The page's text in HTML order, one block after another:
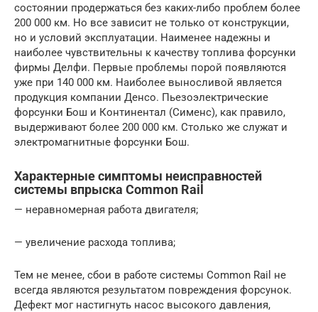
состоянии продержаться без каких-либо проблем более
200 000 км. Но все зависит не только от конструкции,
но и условий эксплуатации. Наименее надежны и
наиболее чувствительны к качеству топлива форсунки
фирмы Делфи. Первые проблемы порой появляются
уже при 140 000 км. Наиболее выносливой является
продукция компании Денсо. Пьезоэлектрические
форсунки Бош и Континентал (Сименс), как правило,
выдерживают более 200 000 км. Столько же служат и
электромагнитные форсунки Бош.
Характерные симптомы неисправностей
системы впрыска Common Rail
— неравномерная работа двигателя;
— увеличение расхода топлива;
Тем не менее, сбои в работе системы Common Rail не
всегда являются результатом повреждения форсунок.
Дефект мог настигнуть насос высокого давления,